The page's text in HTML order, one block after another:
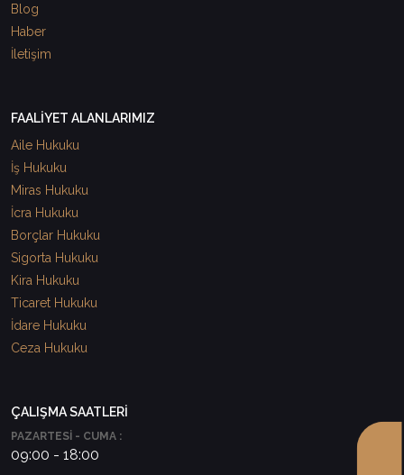
Blog
Haber
İletişim
FAALİYET ALANLARIMIZ
Aile Hukuku
İş Hukuku
Miras Hukuku
İcra Hukuku
Borçlar Hukuku
Sigorta Hukuku
Kira Hukuku
Ticaret Hukuku
İdare Hukuku
Ceza Hukuku
ÇALIŞMA SAATLERİ
PAZARTESİ - CUMA :
09:00 - 18:00